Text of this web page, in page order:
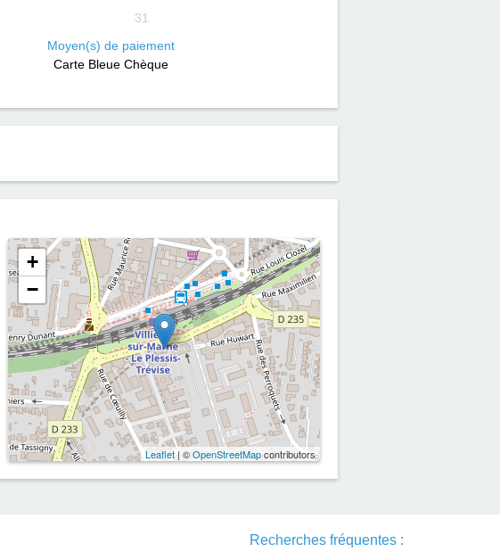
31
Moyen(s) de paiement
Carte Bleue Chèque
+
−
Leaflet| ©OpenStreetMapcontributors
Recherches fréquentes :